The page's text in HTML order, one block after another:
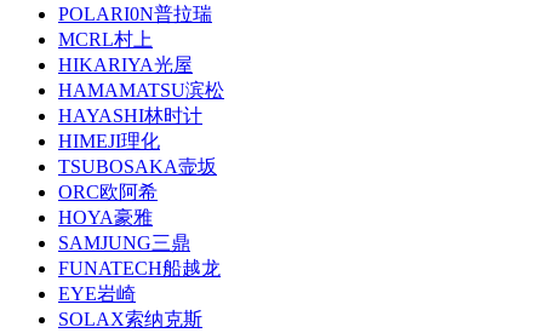
POLARI0N普拉瑞
MCRL村上
HIKARIYA光屋
HAMAMATSU滨松
HAYASHI林时计
HIMEJI理化
TSUBOSAKA壸坂
ORC欧阿希
HOYA豪雅
SAMJUNG三鼎
FUNATECH船越龙
EYE岩崎
SOLAX索纳克斯